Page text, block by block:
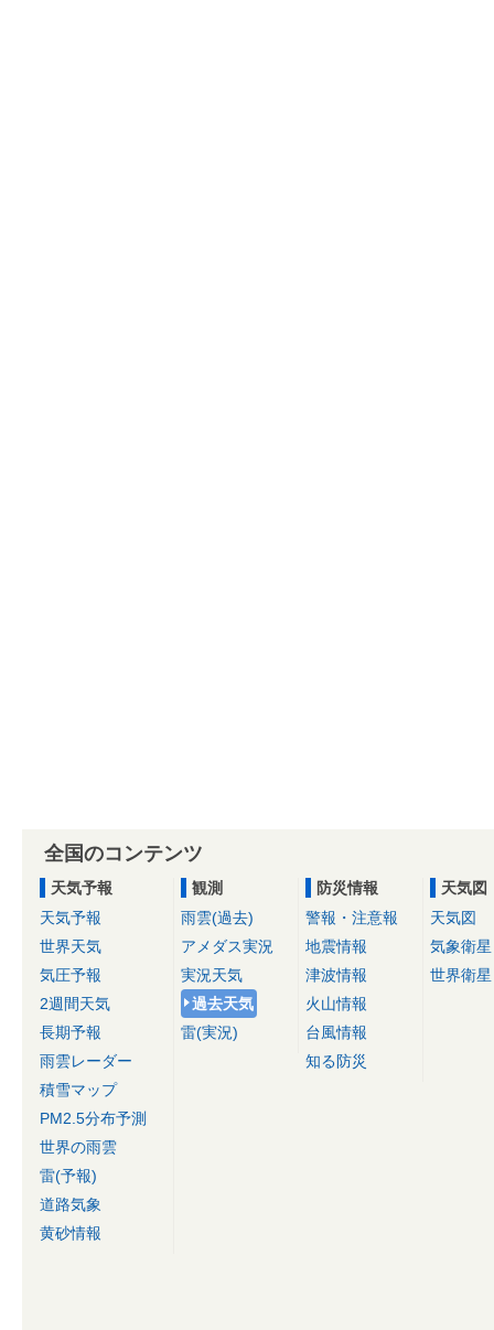
全国のコンテンツ
天気予報
天気予報
世界天気
気圧予報
2週間天気
長期予報
雨雲レーダー
積雪マップ
PM2.5分布予測
世界の雨雲
雷(予報)
道路気象
黄砂情報
観測
雨雲(過去)
アメダス実況
実況天気
過去天気
雷(実況)
防災情報
警報・注意報
地震情報
津波情報
火山情報
台風情報
知る防災
天気図
天気図
気象衛星
世界衛星